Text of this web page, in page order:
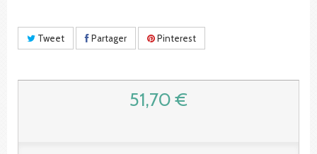
Tweet Partager Pinterest
51,70 €